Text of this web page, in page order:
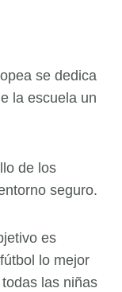
se dedica
la escuela un
de los
seguro.
es
lo mejor
las niñas